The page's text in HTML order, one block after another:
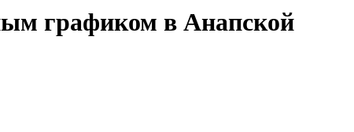
графиком в Анапской